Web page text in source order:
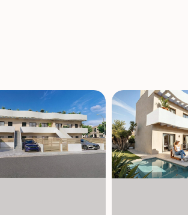
jak i domy wakacyjne. Pobliskie
atrakcje to Lo Romero Golf 6 km,
la Horadada. 1129